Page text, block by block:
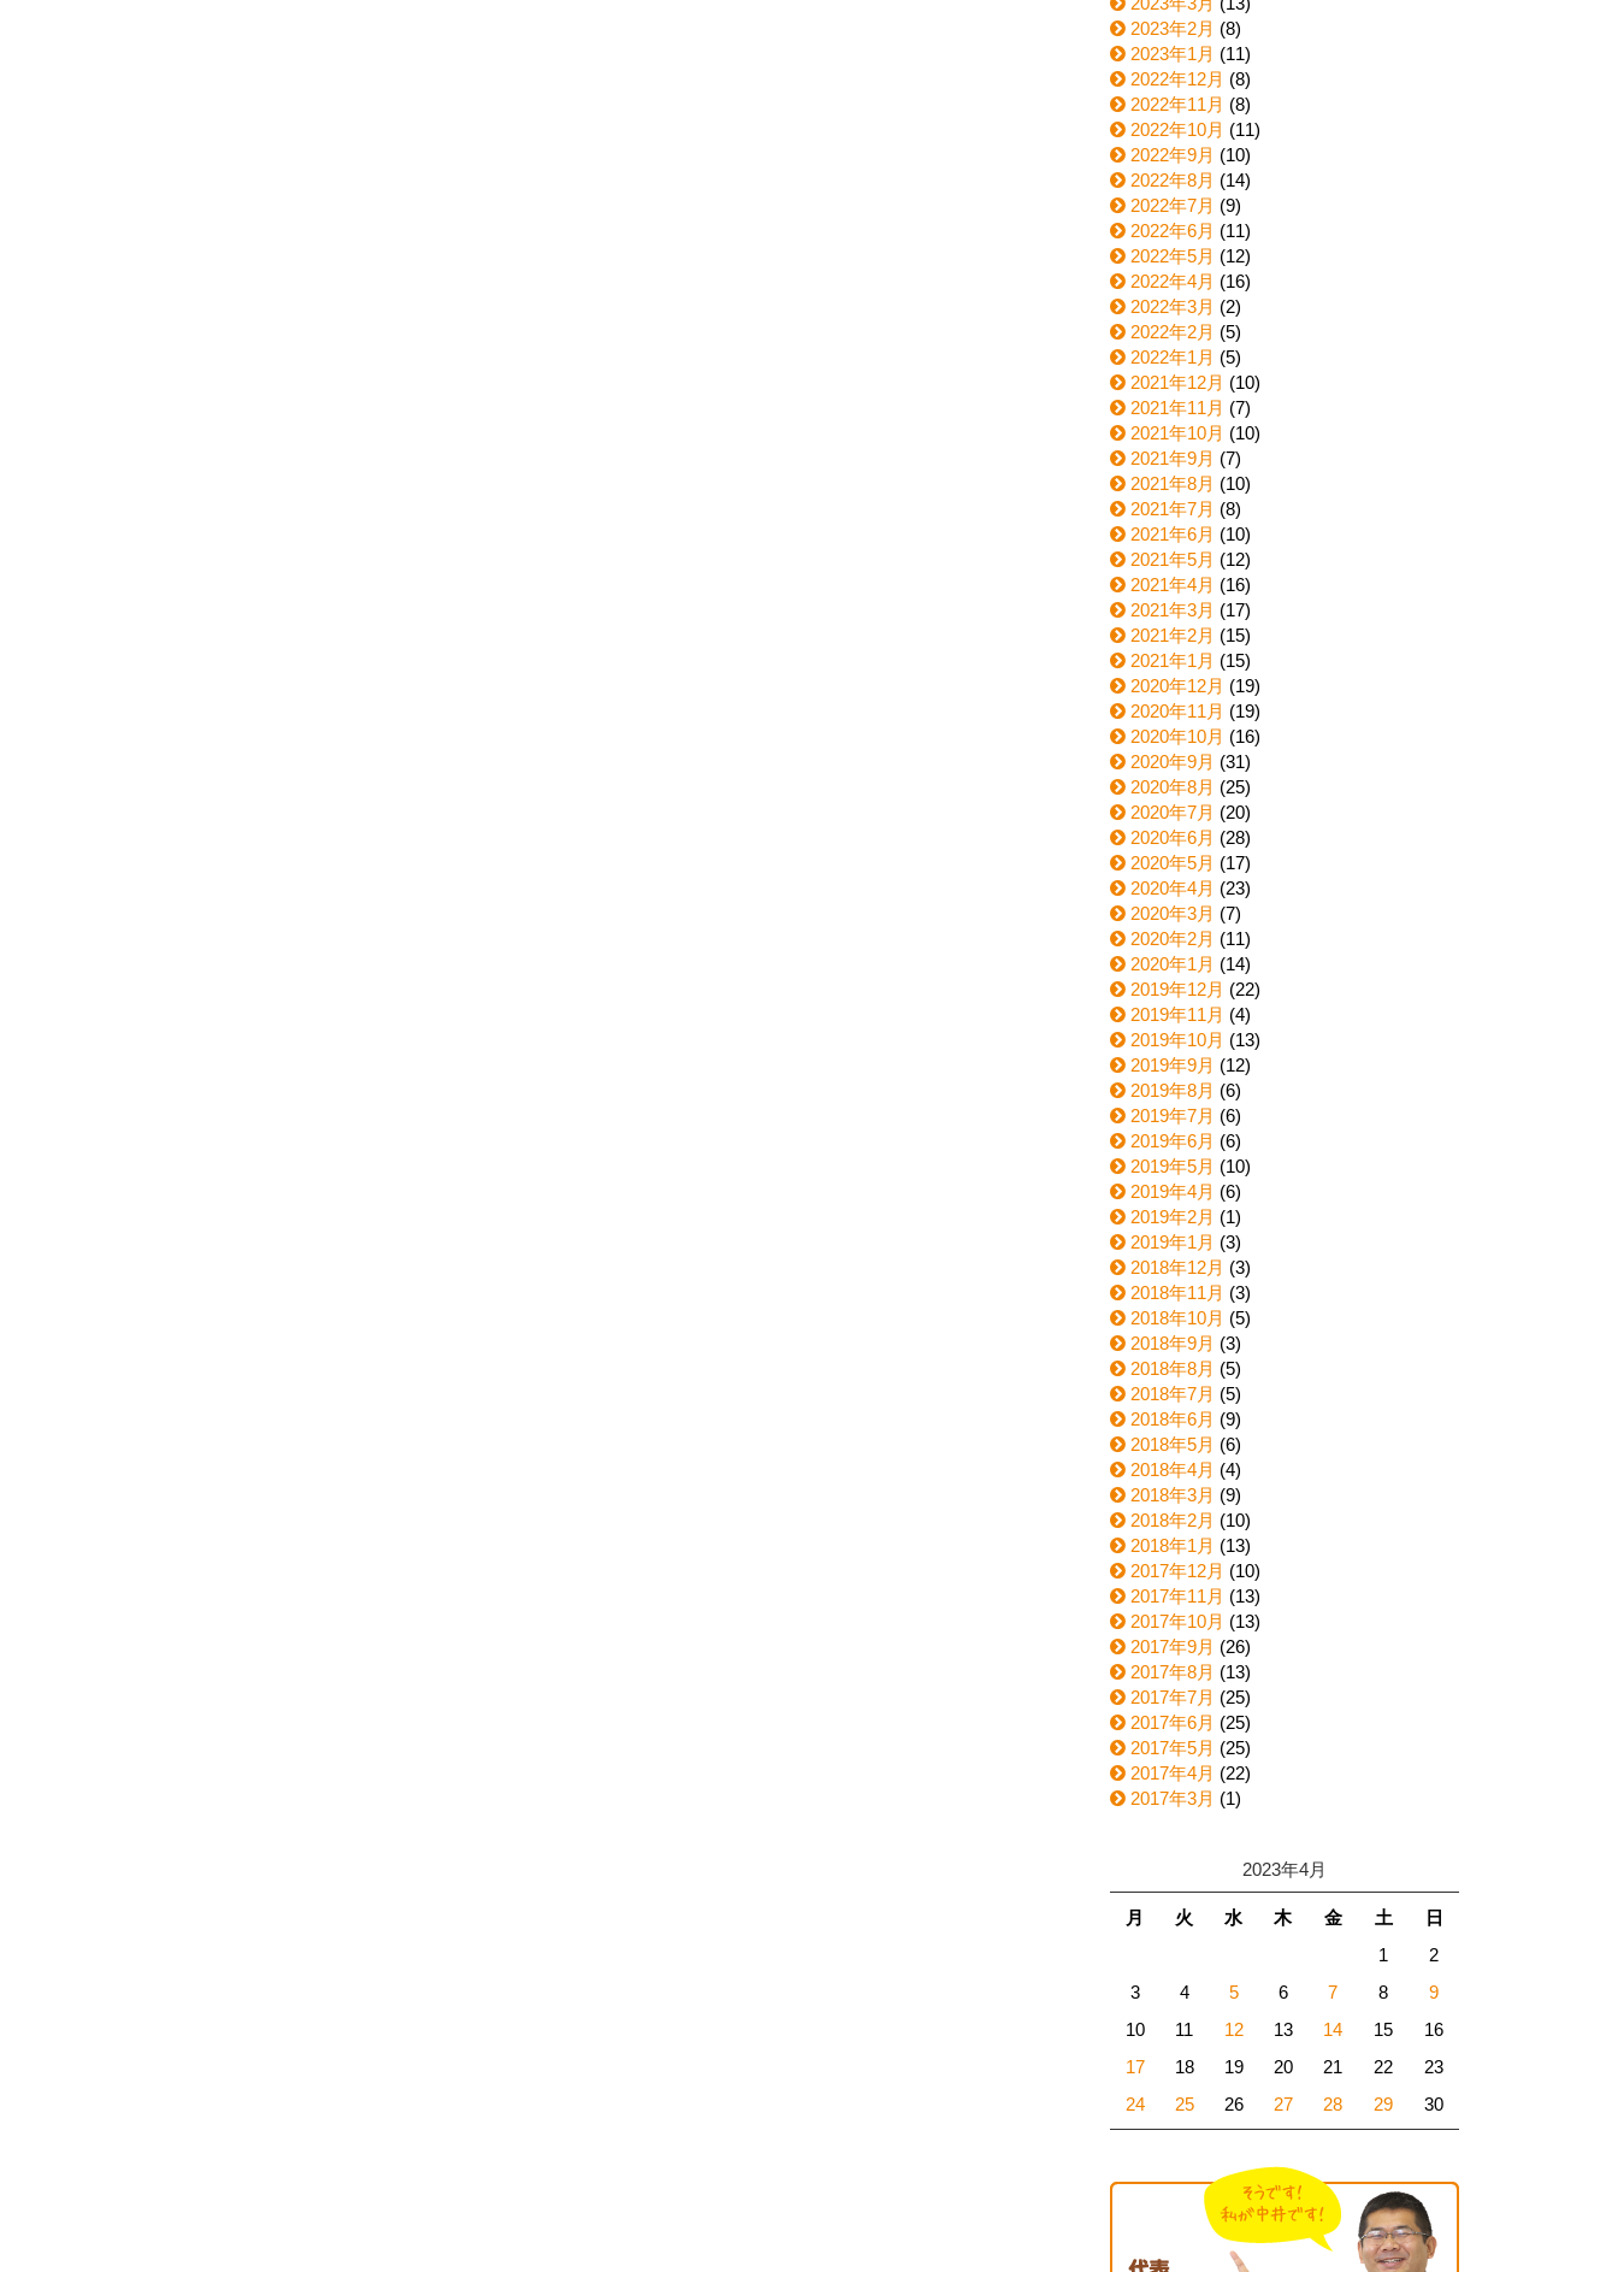
2023年2月 (8)
2023年1月 (11)
2022年12月 (8)
2022年11月 (8)
2022年10月 (11)
2022年9月 (10)
2022年8月 (14)
2022年7月 (9)
2022年6月 (11)
2022年5月 (12)
2022年4月 (16)
2022年3月 (2)
2022年2月 (5)
2022年1月 (5)
2021年12月 (10)
2021年11月 (7)
2021年10月 (10)
2021年9月 (7)
2021年8月 (10)
2021年7月 (8)
2021年6月 (10)
2021年5月 (12)
2021年4月 (16)
2021年3月 (17)
2021年2月 (15)
2021年1月 (15)
2020年12月 (19)
2020年11月 (19)
2020年10月 (16)
2020年9月 (31)
2020年8月 (25)
2020年7月 (20)
2020年6月 (28)
2020年5月 (17)
2020年4月 (23)
2020年3月 (7)
2020年2月 (11)
2020年1月 (14)
2019年12月 (22)
2019年11月 (4)
2019年10月 (13)
2019年9月 (12)
2019年8月 (6)
2019年7月 (6)
2019年6月 (6)
2019年5月 (10)
2019年4月 (6)
2019年2月 (1)
2019年1月 (3)
2018年12月 (3)
2018年11月 (3)
2018年10月 (5)
2018年9月 (3)
2018年8月 (5)
2018年7月 (5)
2018年6月 (9)
2018年5月 (6)
2018年4月 (4)
2018年3月 (9)
2018年2月 (10)
2018年1月 (13)
2017年12月 (10)
2017年11月 (13)
2017年10月 (13)
2017年9月 (26)
2017年8月 (13)
2017年7月 (25)
2017年6月 (25)
2017年5月 (25)
2017年4月 (22)
2017年3月 (1)
2023年4月
月 火 水 木 金 土
日
1
2
3
4 5 6 7 8
9
10
11 12 13 14 15
16
17
18 19 20 21 22
23
24
25 26 27 28 29 30